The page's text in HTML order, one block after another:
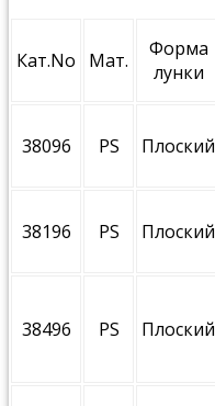
Кат.No Мат.
Форма
лунки
38096 PS Плоский
38196 PS Плоский
38496 PS Плоский